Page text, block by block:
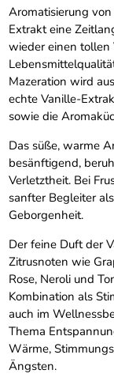
Aromatisierung
Extrakt eine
wieder einen
Mazeration wird
echte Vanille-
sowie die
Das süße, warme
besänftigend,
Verletztheit. Bei
sanfter Begleiter
Geborgenheit.
Der feine Duft der
Zitrusnoten wie
Rose, Neroli und
Kombination als
auch im
Thema
Wärme,
Ängsten.